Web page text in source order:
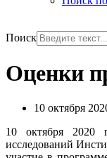
Поиск
Оценки
10 октября
10 октября 2020
исследований